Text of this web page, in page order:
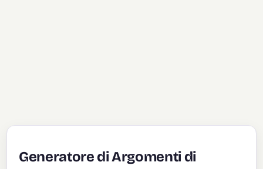
Generatore di Argomenti di